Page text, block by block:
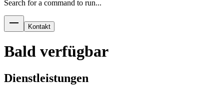
Search for a command to run...
Kontakt
Bald verfügbar
Dienstleistungen